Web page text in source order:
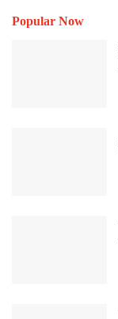
Popular Now